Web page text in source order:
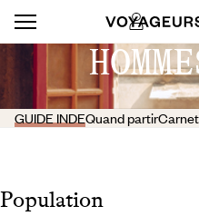
GUIDE INDEQuand partir
Population